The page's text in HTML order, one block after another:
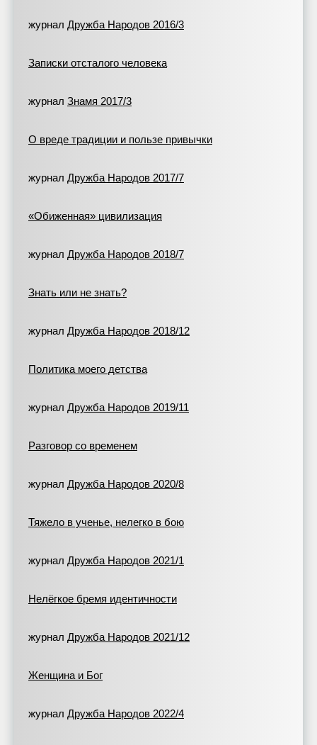
журнал Дружба Народов 2016/3
Записки отсталого человека
журнал Знамя 2017/3
О вреде традиции и пользе привычки
журнал Дружба Народов 2017/7
«Обиженная» цивилизация
журнал Дружба Народов 2018/7
Знать или не знать?
журнал Дружба Народов 2018/12
Политика моего детства
журнал Дружба Народов 2019/11
Разговор со временем
журнал Дружба Народов 2020/8
Тяжело в ученье, нелегко в бою
журнал Дружба Народов 2021/1
Нелёгкое бремя идентичности
журнал Дружба Народов 2021/12
Женщина и Бог
журнал Дружба Народов 2022/4